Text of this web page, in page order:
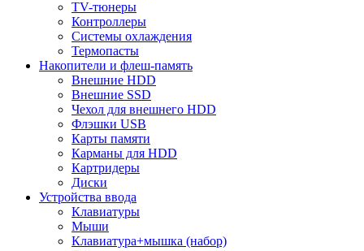
TV-тюнеры
Контроллеры
Системы охлаждения
Термопасты
Накопители и флеш-память
Внешние HDD
Внешние SSD
Чехол для внешнего HDD
Флэшки USB
Карты памяти
Карманы для HDD
Картридеры
Диски
Устройства ввода
Клавиатуры
Мыши
Клавиатура+мышка (набор)